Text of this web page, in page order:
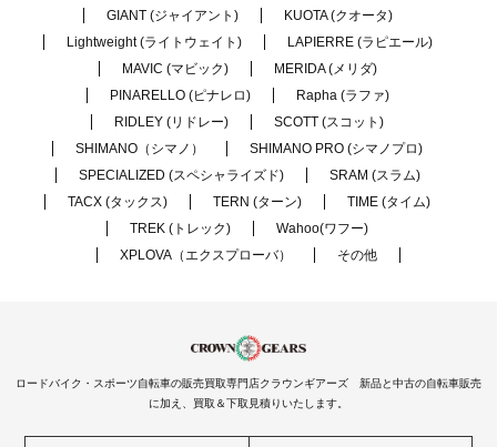
GIANT (ジャイアント)
KUOTA (クオータ)
Lightweight (ライトウェイト)
LAPIERRE (ラピエール)
MAVIC (マビック)
MERIDA (メリダ)
PINARELLO (ピナレロ)
Rapha (ラファ)
RIDLEY (リドレー)
SCOTT (スコット)
SHIMANO（シマノ）
SHIMANO PRO (シマノプロ)
SPECIALIZED (スペシャライズド)
SRAM (スラム)
TACX (タックス)
TERN (ターン)
TIME (タイム)
TREK (トレック)
Wahoo(ワフー)
XPLOVA（エクスプローバ）
その他
ロードバイク・スポーツ自転車の販売買取専門店クラウンギアーズ 新品と中古の自転車販売
に加え、買取＆下取見積りいたします。